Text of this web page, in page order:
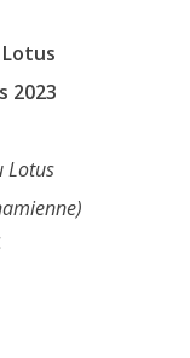
2023
Lotus